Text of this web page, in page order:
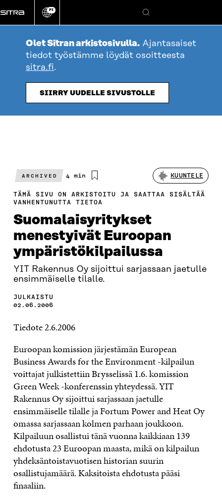
suoraan
sisältöön
Vaihda
kieli
FI
Hae
Olet Sitran arkistosivulla. Ajantasaiset
tiedot työstämme löydät osoitteesta
sitra.fi.
SIIRRY UUDELLE SIVUSTOLLE
ARCHIVED
Arvioitu
4 min KUUNTELE
TÄMÄ SIVU ON ARKISTOITU JA SAATTAA SISÄLTÄÄ
VANHENTUNUTTA TIETOA
Suomalaisyritykset
menestyivät Euroopan
ympäristökilpailussa
YIT Rakennus Oy sijoittui sarjassaan jaetulle
ensimmäiselle tilalle.
JULKAISTU
02.06.2006
Tiedote 2.6.2006
Euroopan komission järjestämän European
Business Awards for the Environment -kilpailun
voittajat julkistettiin Brysselissä 1.6. komission
Green Week -konferenssin yhteydessä. YIT
Rakennus Oy sijoittui sarjassaan jaetulle
ensimmäiselle tilalle ja Fortum Power and Heat Oy
omassa sarjassaan kolmen parhaan joukkoon.
Kilpailuun osallistui tänä vuonna kaikkiaan 139
ehdotusta 23 Euroopan maasta, mikä on kilpailun
yhdeksäntoistavuotisen historian suurin
osallistujamäärä. Kaksitoista ehdotusta pääsi
finaaliin.